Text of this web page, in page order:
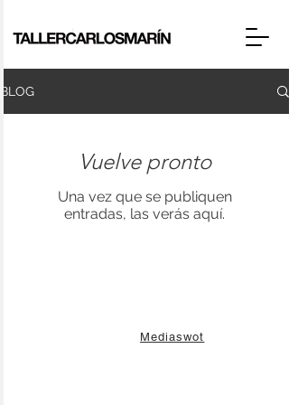
BLOG
Vuelve pronto
Una vez que se publiquen
entradas, las verás aquí.
Mediaswot